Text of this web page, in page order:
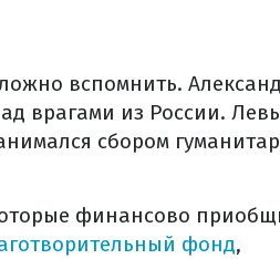
вспомнить.
врагами из России.
сбором
финансово
фонд,